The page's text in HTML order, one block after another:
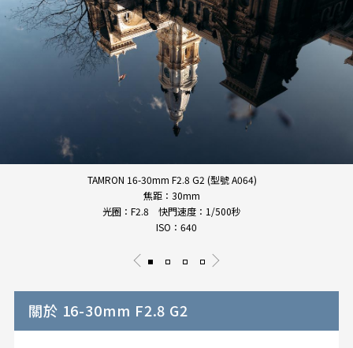
TAMRON 16-30mm F2.8 G2 (型號 A064)
焦距：30mm
光圈：F2.8 快門速度：1/500秒
ISO：640
關於 16-30mm F2.8 G2